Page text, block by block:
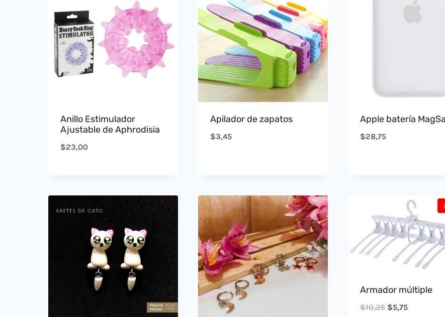
Anillo Estimulador
Ajustable de Aphrodisia
$23,00
Apilador de zapatos
$3,45
Apple batería
$28,75
Armador múltiple
$10,35 Original
$5,75Current